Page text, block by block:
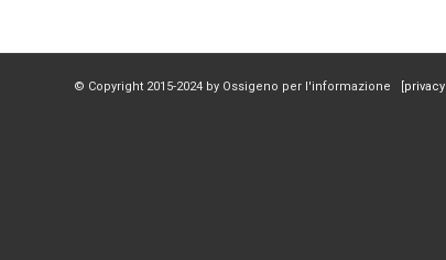
© Copyright 2015-2024 by Ossigeno per l'informazione [privacy